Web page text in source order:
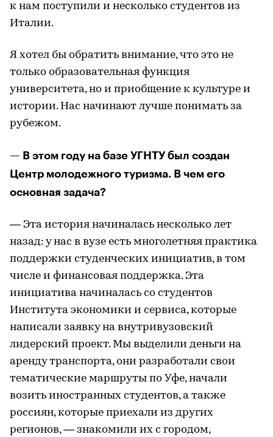
к нам поступили и несколько студентов из
Италии.
Я хотел бы обратить внимание, что это не
только образовательная функция
университета, но и приобщение к культуре и
истории. Нас начинают лучше понимать за
рубежом.
— В этом году на базе УГНТУ был создан
Центр молодежного туризма. В чем его
основная задача?
— Эта история начиналась несколько лет
назад: у нас в вузе есть многолетняя практика
поддержки студенческих инициатив, в том
числе и финансовая поддержка. Эта
инициатива начиналась со студентов
Института экономики и сервиса, которые
написали заявку на внутривузовский
лидерский проект. Мы выделили деньги на
аренду транспорта, они разработали свои
тематические маршруты по Уфе, начали
возить иностранных студентов, а также
россиян, которые приехали из других
регионов, — знакомили их с городом,